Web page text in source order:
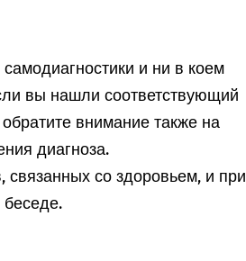
и ни в коем
вы нашли соответствующий
внимание также на
диагноза.
со здоровьем, и при
беседе.